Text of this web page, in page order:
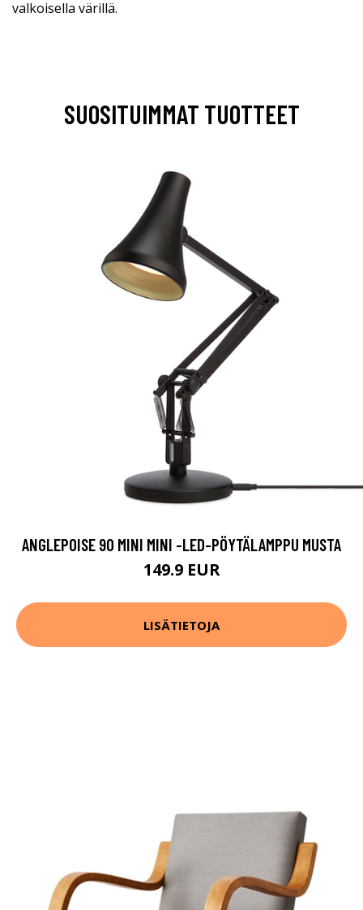
valkoisella värillä.
SUOSITUIMMAT TUOTTEET
ANGLEPOISE 90 MINI MINI -LED-PÖYTÄLAMPPU MUSTA
149.9 EUR
LISÄTIETOJA